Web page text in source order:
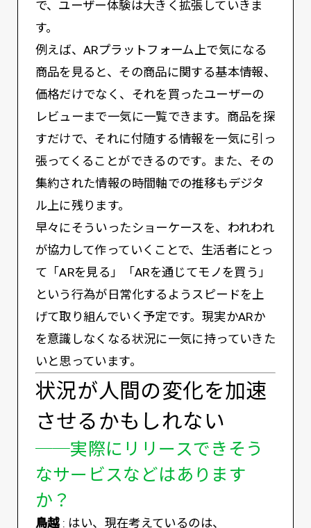
で、ユーザー体験は大きく拡張していきま
す。
例えば、ARプラットフォーム上で気になる
商品を見ると、その商品に関する基本情報、
価格だけでなく、それを買ったユーザーの
レビューまで一気に一覧できます。商品を探
すだけで、それに付随する情報を一気に引っ
張ってくることができるのです。また、その
集約された情報の時間軸での推移もデジタ
ル上に残ります。
早々にそういったショーケースを、われわれ
が協力して作っていくことで、生活者にとっ
て「ARを見る」「ARを通じてモノを買う」
という行為が日常化するようスピードを上
げて取り組んでいく予定です。現実かARか
を意識しなくなる状況に一気に持っていきた
いと思っています。
状況が人間の変化を加速
させるかもしれない
──実際にリリースできそう
なサービスなどはあります
か？
鳥越: はい、現在考えているのは、